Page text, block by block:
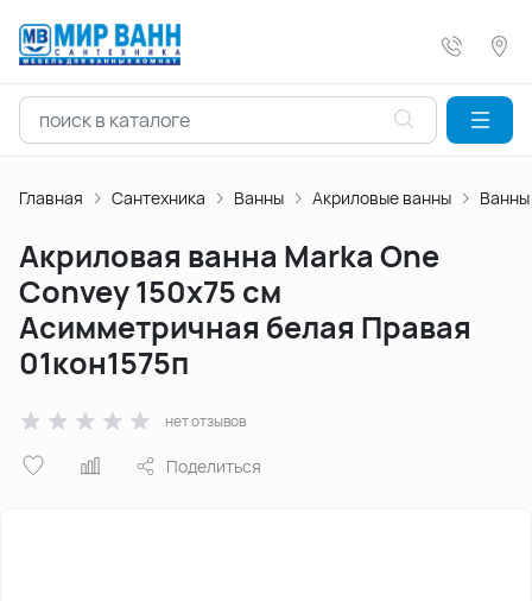
Главная Сантехника Ванны Акриловые ванны
Акриловая ванна Marka One
Convey 150x75 см
Асимметричная белая Правая
01кон1575п
нет отзывов
Поделиться